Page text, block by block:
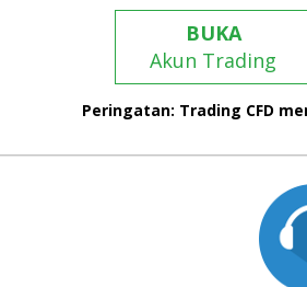
BUKA
Akun Trading
Peringatan: Trading CFD